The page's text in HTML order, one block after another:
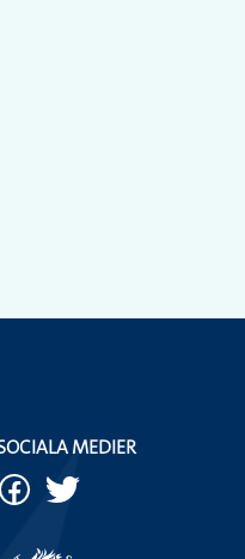
MEDIER